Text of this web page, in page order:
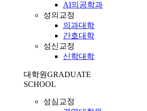
AI의공학과
성의교정
의과대학
간호대학
성신교정
신학대학
대학원GRADUATE
SCHOOL
성심교정